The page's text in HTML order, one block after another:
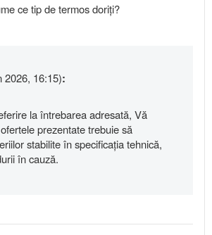
ce tip de termos doriți?
2026, 16:15):
la întrebarea adresată, Vă
prezentate trebuie să
stabilite în specificația tehnică,
în cauză.